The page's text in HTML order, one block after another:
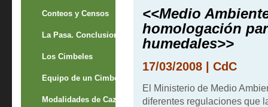
Conteos y Censos
La Pasa. Conclusion
Los Cimbeles
Equipo de un Cimbelero
Modalidades de Caza
<<Medio
homologación
humedales>>
17/03/2008 | CdC
El Ministerio de Medio
diferentes regulaciones que